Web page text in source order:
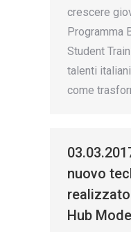
crescere
Programma
Student
talenti
come
nuovo
Hub